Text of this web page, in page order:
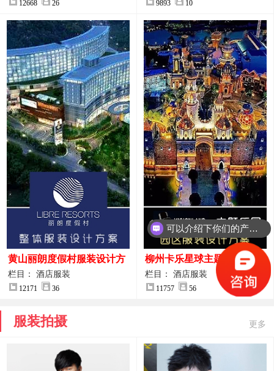
12668 26 9893 10
黄山丽朗度假村服装设计方
案
栏目： 酒店服装
12171 36
柳州卡乐星球主题乐园园区
服装设计方案
栏目： 酒店服装
11757 56
服装拍摄 更多
可以介绍下你们的产品么？
你们是怎么收费的呢？